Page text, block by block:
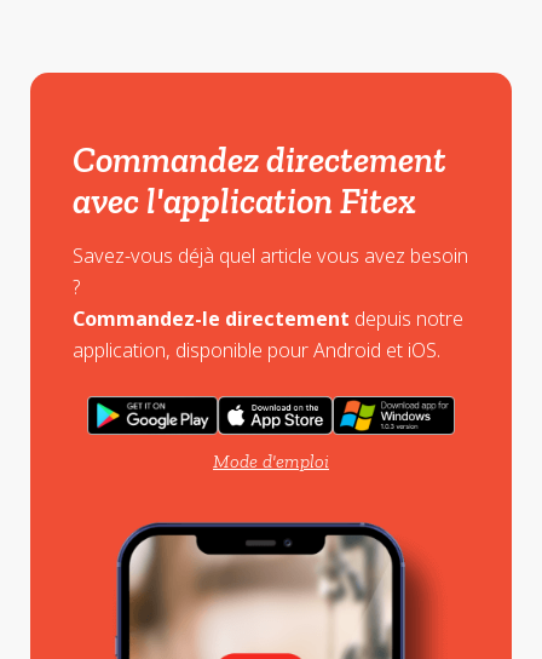
Commandez directement
avec l'application Fitex
Savez-vous déjà quel article vous avez besoin
?
Commandez-le directement depuis notre
application, disponible pour Android et iOS.
Mode d'emploi